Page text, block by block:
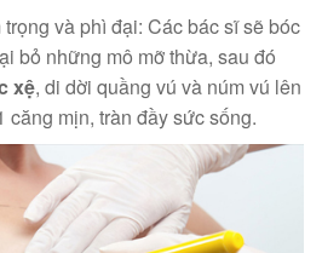
và phì đại: Các bác sĩ sẽ bóc
bỏ những mô mỡ thừa, sau đó
xệ, di dời quầng vú và núm vú lên
căng mịn, tràn đầy sức sống.